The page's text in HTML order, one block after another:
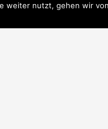
weiter nutzt, gehen wir